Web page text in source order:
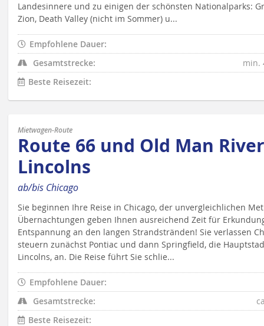
Landesinnere und zu einigen der schönsten Nationalparks:
Zion, Death Valley (nicht im Sommer) u...
Empfohlene Dauer:
Gesamtstrecke:
min.
Beste Reisezeit:
Mietwagen-Route
Route 66 und Old Man
Lincolns
ab/bis Chicago
Sie beginnen Ihre Reise in Chicago, der unvergleichlichen
Übernachtungen geben Ihnen ausreichend Zeit für
Entspannung an den langen Strandstränden! Sie verlassen
steuern zunächst Pontiac und dann Springfield, die
Lincolns, an. Die Reise führt Sie schlie...
Empfohlene Dauer:
Gesamtstrecke:
Beste Reisezeit: